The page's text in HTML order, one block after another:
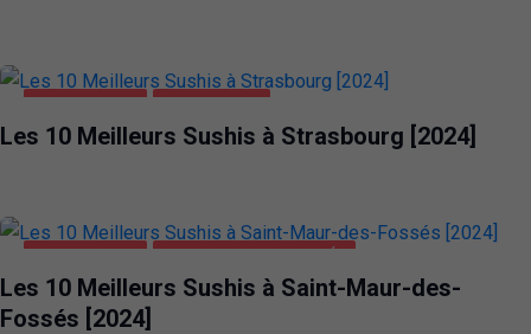
Les 10 Meilleurs Sushis à Strasbourg [2024]
Les 10 Meilleurs Sushis à Saint-Maur-des-
Fossés [2024]